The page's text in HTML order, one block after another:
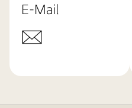
E-Mail